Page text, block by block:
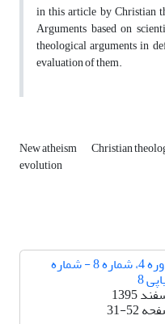
in this article by Christian
Arguments based on
theological arguments in
evaluation of them.
New atheism Christian
evolution
دوره 4، شماره 8 - شماره
8
1395
31-52